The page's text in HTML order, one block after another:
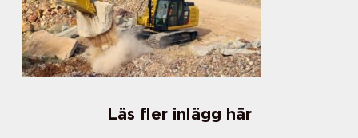
Läs fler inlägg här